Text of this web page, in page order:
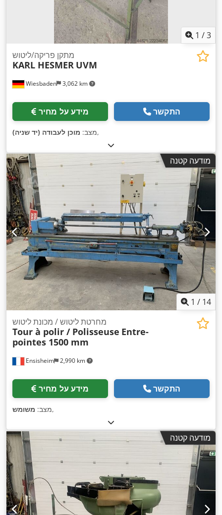
1 /3
Wiesbaden 3,062 km
מתקן פריקה/ליטוש
KARL HESMER UVM
מידע על מחיר התקשר
מצב: מוכן לעבודה (יד שניה) ,
מודעה קטנה
1 / 14
Ensisheim 2,990 km
מחרטת ליטוש / מכונת ליטוש
Tour à polir / Polisseuse Entre-
pointes 1500 mm
מידע על מחיר התקשר
מצב: משומש ,
מודעה קטנה